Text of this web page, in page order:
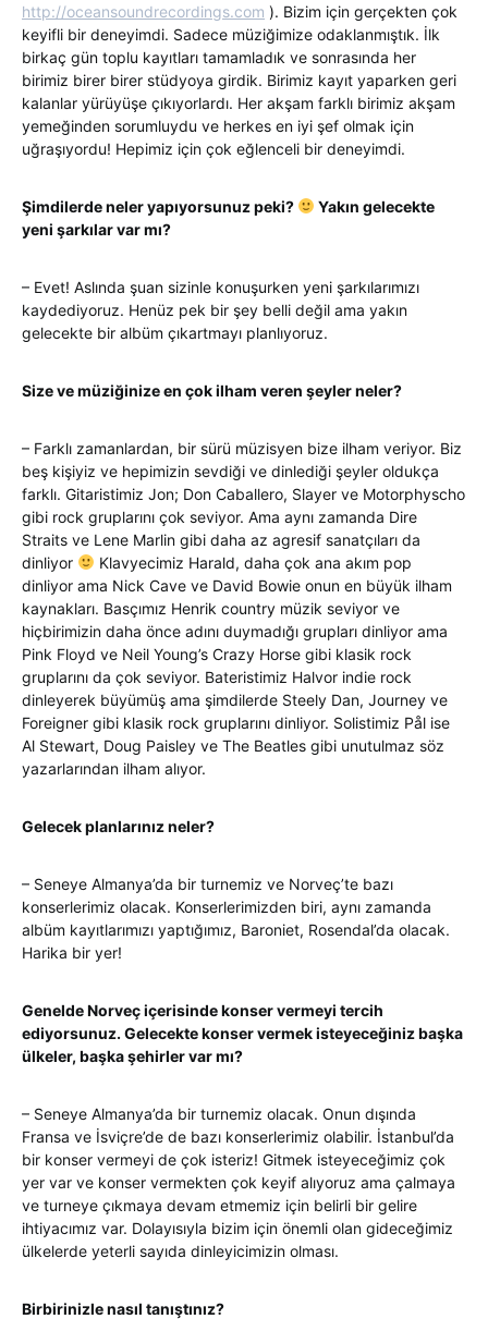
http://oceansoundrecordings.com ). Bizim için gerçekten çok
keyifli bir deneyimdi. Sadece müziğimize odaklanmıştık. İlk
birkaç gün toplu kayıtları tamamladık ve sonrasında her
birimiz birer birer stüdyoya girdik. Birimiz kayıt yaparken geri
kalanlar yürüyüşe çıkıyorlardı. Her akşam farklı birimiz akşam
yemeğinden sorumluydu ve herkes en iyi şef olmak için
uğraşıyordu! Hepimiz için çok eğlenceli bir deneyimdi.
Şimdilerde neler yapıyorsunuz peki?
Yakın gelecekte
yeni şarkılar var mı?
– Evet! Aslında şuan sizinle konuşurken yeni şarkılarımızı
kaydediyoruz. Henüz pek bir şey belli değil ama yakın
gelecekte bir albüm çıkartmayı planlıyoruz.
Size ve müziğinize en çok ilham veren şeyler neler?
– Farklı zamanlardan, bir sürü müzisyen bize ilham veriyor. Biz
beş kişiyiz ve hepimizin sevdiği ve dinlediği şeyler oldukça
farklı. Gitaristimiz Jon; Don Caballero, Slayer ve Motorphyscho
gibi rock gruplarını çok seviyor. Ama aynı zamanda Dire
Straits ve Lene Marlin gibi daha az agresif sanatçıları da
dinliyor
Klavyecimiz Harald, daha çok ana akım pop
dinliyor ama Nick Cave ve David Bowie onun en büyük ilham
kaynakları. Basçımız Henrik country müzik seviyor ve
hiçbirimizin daha önce adını duymadığı grupları dinliyor ama
Pink Floyd ve Neil Young’s Crazy Horse gibi klasik rock
gruplarını da çok seviyor. Bateristimiz Halvor indie rock
dinleyerek büyümüş ama şimdilerde Steely Dan, Journey ve
Foreigner gibi klasik rock gruplarını dinliyor. Solistimiz Pål ise
Al Stewart, Doug Paisley ve The Beatles gibi unutulmaz söz
yazarlarından ilham alıyor.
Gelecek planlarınız neler?
– Seneye Almanya’da bir turnemiz ve Norveç’te bazı
konserlerimiz olacak. Konserlerimizden biri, aynı zamanda
albüm kayıtlarımızı yaptığımız, Baroniet, Rosendal’da olacak.
Harika bir yer!
Genelde Norveç içerisinde konser vermeyi tercih
ediyorsunuz. Gelecekte konser vermek isteyeceğiniz başka
ülkeler, başka şehirler var mı?
– Seneye Almanya’da bir turnemiz olacak. Onun dışında
Fransa ve İsviçre’de de bazı konserlerimiz olabilir. İstanbul’da
bir konser vermeyi de çok isteriz! Gitmek isteyeceğimiz çok
yer var ve konser vermekten çok keyif alıyoruz ama çalmaya
ve turneye çıkmaya devam etmemiz için belirli bir gelire
ihtiyacımız var. Dolayısıyla bizim için önemli olan gideceğimiz
ülkelerde yeterli sayıda dinleyicimizin olması.
Birbirinizle nasıl tanıştınız?